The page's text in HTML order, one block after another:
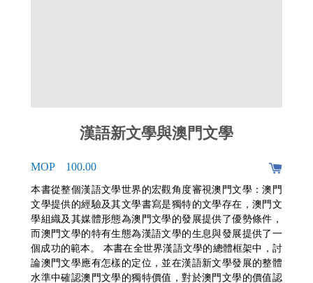
漢語新文學與澳門文學
MOP 100.00
本書從整個漢語文學世界的宏觀角度審視澳門文學：澳門
文學提供的經驗及其文學書寫是獨特的文學存在，澳門文
學組織及其媒體形態為澳門文學的發展提供了優勢條件，
而澳門文學的特有生態為漢語文學的生息與發展提供了一
個成功的範本。 本書在全世界漢語文學的總體框架中，討
論澳門文學應有怎樣的定位，並在漢語新文學發展的整體
水準中確認澳門文學的獨特價值，對於澳門文學的價值認